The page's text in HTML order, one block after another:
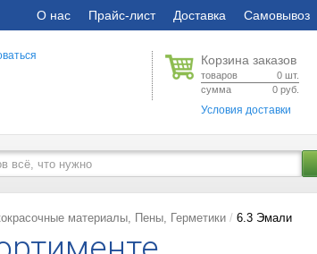
О нас Прайс-лист Доставка Самовывоз
Корзина заказов
товаров 0 шт.
сумма
0 руб.
Условия доставки
материалы, Пены, Герметики 6.3 Эмали